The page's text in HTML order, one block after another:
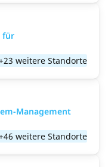
für
weitere Standorte
Management
weitere Standorte